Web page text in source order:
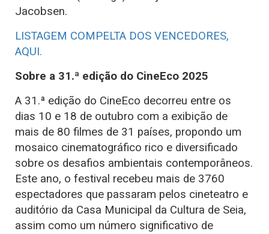
Jacobsen.
LISTAGEM COMPELTA DOS VENCEDORES,
AQUI.
Sobre a 31.ª edição do CineEco 2025
A 31.ª edição do CineEco decorreu entre os
dias 10 e 18 de outubro com a exibição de
mais de 80 filmes de 31 países, propondo um
mosaico cinematográfico rico e diversificado
sobre os desafios ambientais contemporâneos.
Este ano, o festival recebeu mais de 3760
espectadores que passaram pelos cineteatro e
auditório da Casa Municipal da Cultura de Seia,
assim como um número significativo de